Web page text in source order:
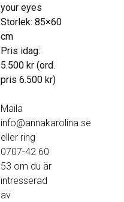
your eyes
Storlek: 85×60
cm
Pris idag:
5.500 kr (ord.
pris 6.500 kr)
Maila
info@annakarolina.se
eller ring
0707-42 60
53 om du är
intresserad
av